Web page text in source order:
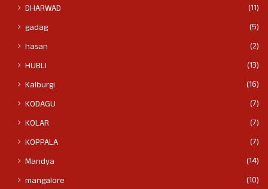
DHARWAD
(11)
gadag
(5)
hasan
(2)
HUBLI
(13)
Kalburgi
(16)
KODAGU
(7)
KOLAR
(7)
KOPPALA
(7)
Mandya
(14)
mangalore
(10)